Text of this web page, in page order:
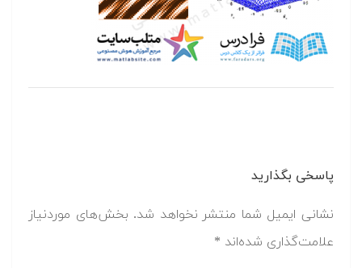
پاسخی بگذارید
نشانی ایمیل شما منتشر نخواهد شد. بخش‌های موردنیاز
علامت‌گذاری شده‌اند *